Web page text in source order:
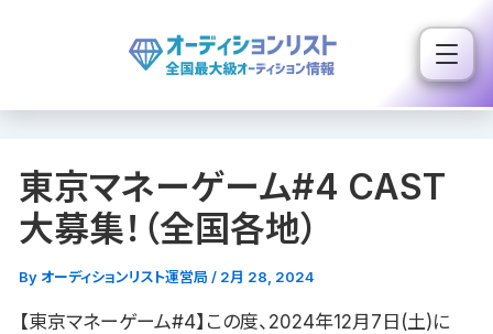
ス
東京マネーゲーム#4 CAST
大募集！（全国各地）
By オーディションリスト運営局 / 2月 28, 2024
【東京マネーゲーム#4】この度、2024年12月7日(土)に